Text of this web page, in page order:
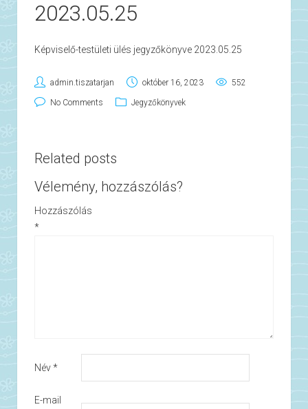
2023.05.25
Képviselő-testületi ülés jegyzőkönyve 2023.05.25
admin.tiszatarjan október 16, 2023 552
No Comments Jegyzőkönyvek
Related posts
Vélemény, hozzászólás?
Hozzászólás
*
Név*
E-mail